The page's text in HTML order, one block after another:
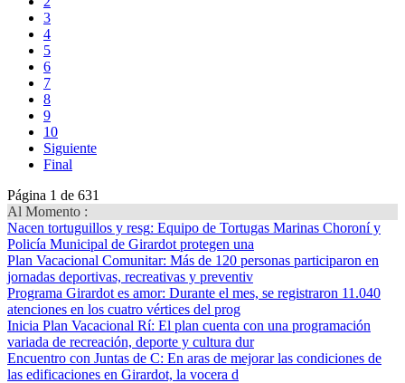
3
4
5
6
7
8
9
10
Siguiente
Final
Página 1 de 631
Al Momento :
Nacen tortuguillos y resg: Equipo de Tortugas Marinas Choroní y
Policía Municipal de Girardot protegen una
Plan Vacacional Comunitar: Más de 120 personas participaron en
jornadas deportivas, recreativas y preventiv
Programa Girardot es amor: Durante el mes, se registraron 11.040
atenciones en los cuatro vértices del prog
Inicia Plan Vacacional Rí: El plan cuenta con una programación
variada de recreación, deporte y cultura dur
Encuentro con Juntas de C: En aras de mejorar las condiciones de
las edificaciones en Girardot, la vocera d